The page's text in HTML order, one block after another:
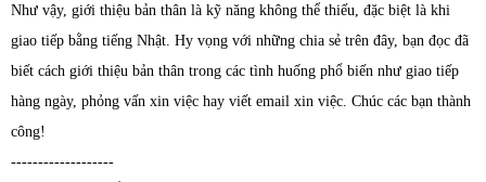
Như vậy, giới thiệu bản thân là kỹ năng không thể thiếu, đặc biệt là khi
giao tiếp bằng tiếng Nhật. Hy vọng với những chia sẻ trên đây, bạn đọc đã
biết cách giới thiệu bản thân trong các tình huống phổ biến như giao tiếp
hàng ngày, phỏng vấn xin việc hay viết email xin việc. Chúc các bạn thành
công!
-------------------